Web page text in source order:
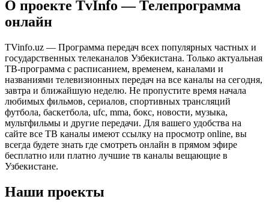
О проекте TvInfo — Телепрограмма
онлайн
TVinfo.uz — Программа передач всех популярных частных и
государственных телеканалов Узбекистана. Только актуальная
ТВ-программа с расписанием, временем, каналами и
названиями телевизионных передач на все каналы на сегодня,
завтра и ближайшую неделю. Не пропустите время начала
любимых фильмов, сериалов, спортивных трансляций
футбола, баскетбола, ufc, mma, бокс, новости, музыка,
мультфильмы и другие передачи. Для вашего удобства на
сайте все ТВ каналы имеют ссылку на просмотр online, вы
всегда будете знать где смотреть онлайн в прямом эфире
бесплатно или платно лучшие тв каналы вещающие в
Узбекистане.
Наши проекты